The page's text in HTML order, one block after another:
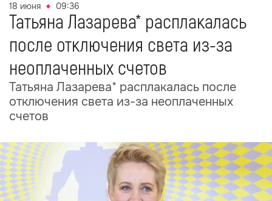
18 июня 09:36
Татьяна Лазарева* расплакалась
после отключения света из-за
неоплаченных счетов
Татьяна Лазарева* расплакалась после
отключения света из-за неоплаченных
счетов